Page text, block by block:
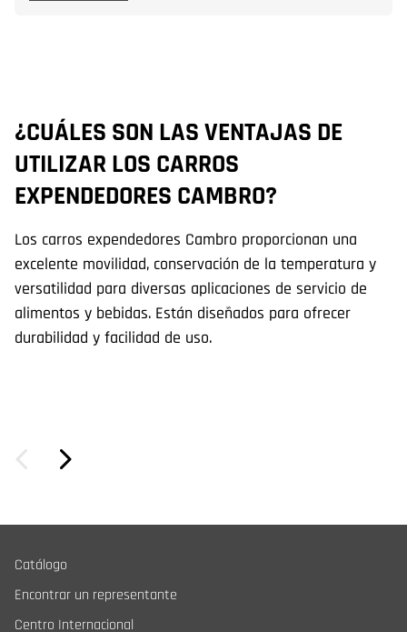
¿CUÁLES SON LAS VENTAJAS DE
UTILIZAR LOS CARROS
EXPENDEDORES CAMBRO?
Los carros expendedores Cambro proporcionan una
excelente movilidad, conservación de la temperatura y
versatilidad para diversas aplicaciones de servicio de
alimentos y bebidas. Están diseñados para ofrecer
durabilidad y facilidad de uso.
Catálogo
Encontrar un representante
Centro Internacional